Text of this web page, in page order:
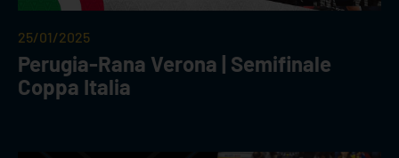
25/01/2025
Perugia-Rana Verona | Semifinale
Coppa Italia